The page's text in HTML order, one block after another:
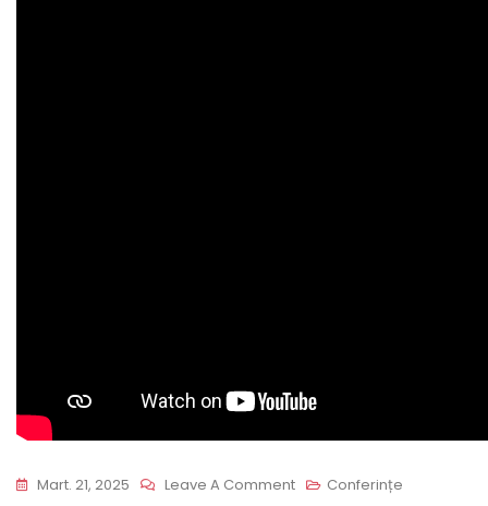
Mart. 21, 2025 Leave A CommentOn
Conferințe